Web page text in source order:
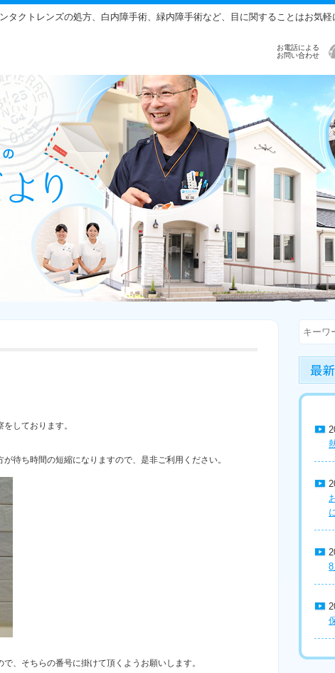
タクトレンズの処方、白内障手術、緑内障手術など、目に関することはお気軽
お電話による
お問い合わせ
しております。
待ち時間の短縮になりますので、是非ご利用ください。
、そちらの番号に掛けて頂くようお願いします。